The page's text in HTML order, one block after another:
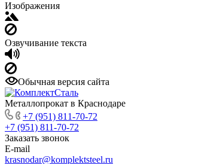
Изображения
Озвучивание текста
Обычная версия сайта
Металлопрокат в Краснодаре
+7 (951) 811-70-72
+7 (951) 811-70-72
Заказать звонок
E-mail
krasnodar@komplektsteel.ru